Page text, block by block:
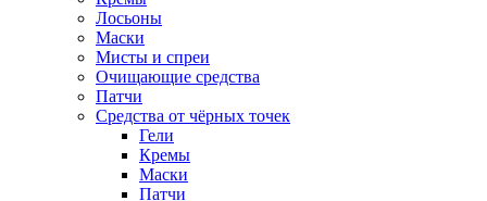
Лосьоны
Маски
Мисты и спреи
Очищающие средства
Патчи
Средства от чёрных точек
Гели
Кремы
Маски
Патчи